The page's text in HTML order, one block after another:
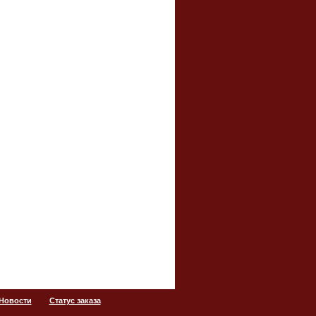
Статус заказа